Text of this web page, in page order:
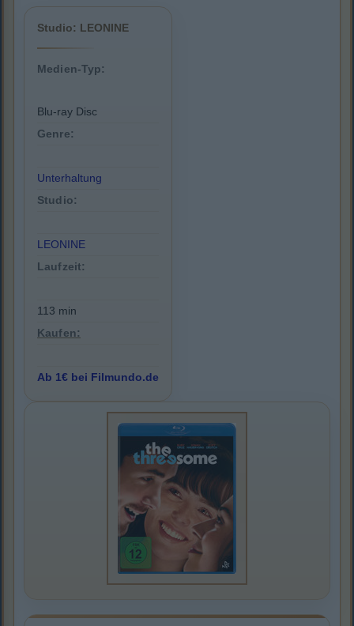
Studio: LEONINE
Medien-Typ:
Blu-ray Disc
Genre:
Unterhaltung
Studio:
LEONINE
Laufzeit:
113 min
Kaufen:
Ab 1€ bei Filmundo.de